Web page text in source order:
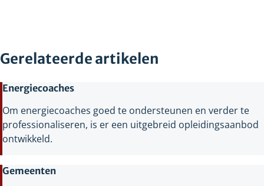
Gerelateerde artikelen
Energiecoaches
Om energiecoaches goed te ondersteunen en verder te
professionaliseren, is er een uitgebreid opleidingsaanbod
ontwikkeld.
Gemeenten